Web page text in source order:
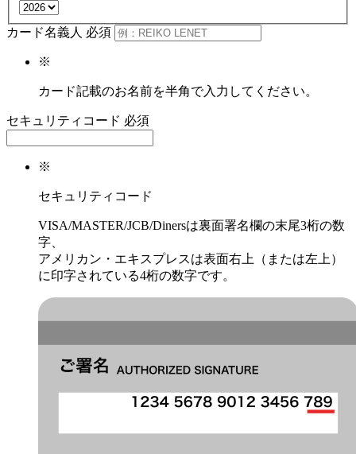
カード名義人 必須
※
カード記載のお名前を半角で入力してください。
セキュリティコード 必須
※
セキュリティコード
VISA/MASTER/JCB/Dinersは裏面署名欄の末尾3桁の数
字、
アメリカン・エキスプレスは表面右上（または左上）
に印字されている4桁の数字です。